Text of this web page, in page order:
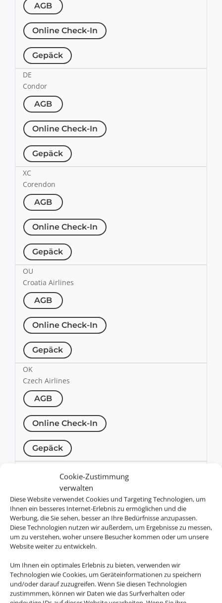
Cookie-Zustimmung
verwalten
Diese Website verwendet Cookies und Targeting Technologien, um
Ihnen ein besseres Internet-Erlebnis zu ermöglichen und die
Werbung, die Sie sehen, besser an Ihre Bedürfnisse anzupassen.
Diese Technologien nutzen wir außerdem, um Ergebnisse zu messen,
um zu verstehen, woher unsere Besucher kommen oder um unsere
Website weiter zu entwickeln.
Um Ihnen ein optimales Erlebnis zu bieten, verwenden wir
Technologien wie Cookies, um Geräteinformationen zu speichern
und/oder darauf zuzugreifen. Wenn Sie diesen Technologien
zustimmmen, können wir Daten wie das Surfverhalten oder
AGB
Online Check-In
Gepäck
DE
Condor
AGB
Online Check-In
Gepäck
XC
Corendon
AGB
Online Check-In
Gepäck
OU
Croatia Airlines
AGB
Online Check-In
Gepäck
OK
Czech Airlines
AGB
Online Check-In
Gepäck
Delta Air Lines
AGB
Online Check-In
Gepäck
U2
easyJet
AGB